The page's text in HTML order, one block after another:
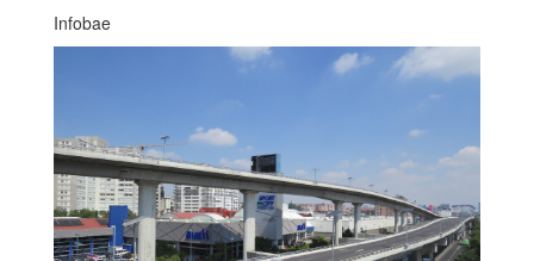
Infobae